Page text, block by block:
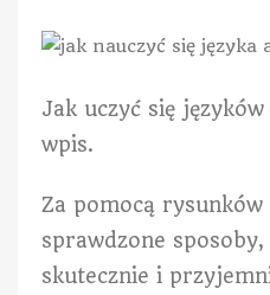
Jak uczyć się
wpis.
Za pomocą
sprawdzone
skutecznie i